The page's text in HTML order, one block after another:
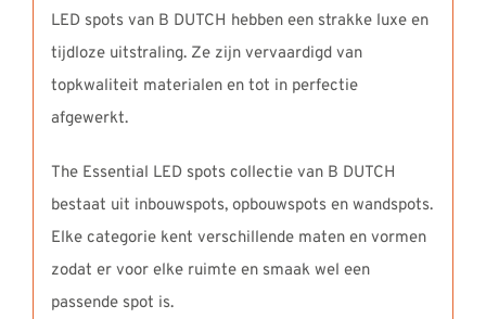
LED spots van B DUTCH hebben een strakke luxe en
tijdloze uitstraling. Ze zijn vervaardigd van
topkwaliteit materialen en tot in perfectie
afgewerkt.
The Essential LED spots collectie van B DUTCH
bestaat uit inbouwspots, opbouwspots en wandspots.
Elke categorie kent verschillende maten en vormen
zodat er voor elke ruimte en smaak wel een
passende spot is.